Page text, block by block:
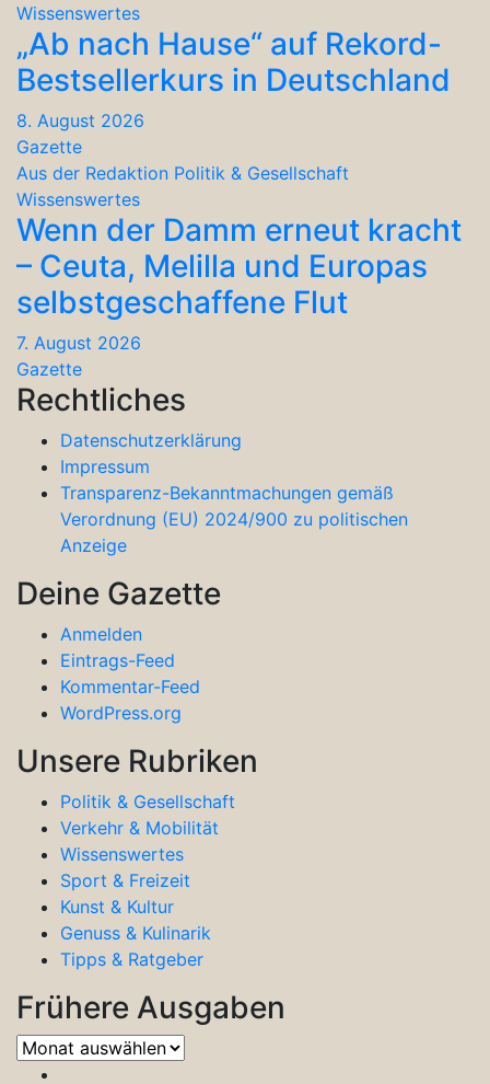
Wissenswertes
„Ab nach Hause“ auf Rekord-
Bestsellerkurs in Deutschland
8. August 2026
Gazette
Aus der Redaktion Politik & Gesellschaft
Wissenswertes
Wenn der Damm erneut kracht
– Ceuta, Melilla und Europas
selbstgeschaffene Flut
7. August 2026
Gazette
Rechtliches
Datenschutzerklärung
Impressum
Transparenz-Bekanntmachungen gemäß
Verordnung (EU) 2024/900 zu politischen
Anzeige
Deine Gazette
Anmelden
Eintrags-Feed
Kommentar-Feed
WordPress.org
Unsere Rubriken
Politik & Gesellschaft
Verkehr & Mobilität
Wissenswertes
Sport & Freizeit
Kunst & Kultur
Genuss & Kulinarik
Tipps & Ratgeber
Frühere Ausgaben
Frühere
Ausgaben